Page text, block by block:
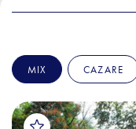
MIX CAZARE